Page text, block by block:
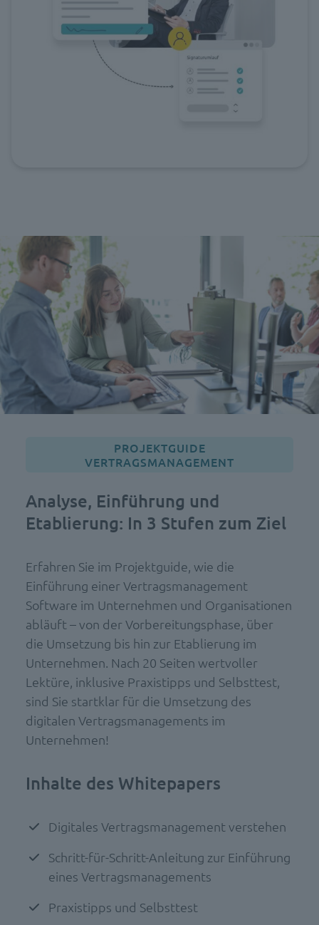
PROJEKTGUIDE
VERTRAGSMANAGEMENT
Analyse, Einführung und
Etablierung: In 3 Stufen zum Ziel
Erfahren Sie im Projektguide, wie die
Einführung einer Vertragsmanagement
Software im Unternehmen und Organisationen
abläuft – von der Vorbereitungsphase, über
die Umsetzung bis hin zur Etablierung im
Unternehmen. Nach 20 Seiten wertvoller
Lektüre, inklusive Praxistipps und Selbsttest,
sind Sie startklar für die Umsetzung des
digitalen Vertragsmanagements im
Unternehmen!
Inhalte des Whitepapers
Digitales Vertragsmanagement verstehen
Schritt-für-Schritt-Anleitung zur Einführung
eines Vertragsmanagements
Praxistipps und Selbsttest